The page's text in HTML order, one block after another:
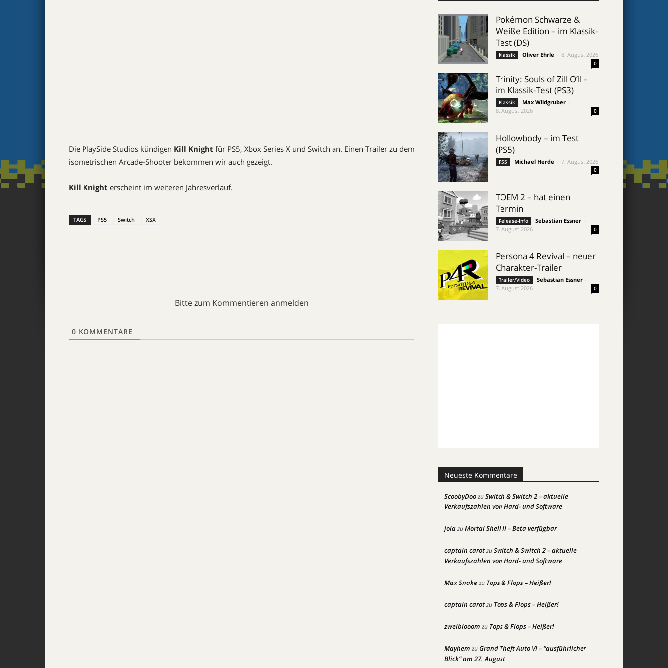
Die PlaySide Studios kündigen Kill Knight für PS5, Xbox Series X und Switch an. Einen Trailer zu dem
isometrischen Arcade-Shooter bekommen wir auch gezeigt.
Kill Knight erscheint im weiteren Jahresverlauf.
TAGS PS5 Switch XSX
Bitte zum Kommentieren anmelden
0 KOMMENTARE
Pokémon Schwarze &
Weiße Edition – im Klassik-
Test (DS)
Klassik Oliver Ehrle 8. August 2026
0
Trinity: Souls of Zill O’ll –
im Klassik-Test (PS3)
Klassik Max Wildgruber
8. August 2026
0
Hollowbody – im Test
(PS5)
PS5 Michael Herde 7. August 2026
0
TOEM 2 – hat einen
Termin
Release-Info Sebastian Essner
7. August 2026
0
Persona 4 Revival – neuer
Charakter-Trailer
Trailer/Video Sebastian Essner
7. August 2026
0
Neueste Kommentare
ScoobyDoozuSwitch & Switch 2 – aktuelle
Verkaufszahlen von Hard- und Software
joiazuMortal Shell II – Beta verfügbar
captain carotzuSwitch & Switch 2 – aktuelle
Verkaufszahlen von Hard- und Software
Max Snakezu Tops & Flops – Heißer!
captain carotzu Tops & Flops – Heißer!
zweiblooom zu Tops & Flops – Heißer!
Mayhem zuGrand Theft Auto VI – “ausführlicher
Blick” am 27. August